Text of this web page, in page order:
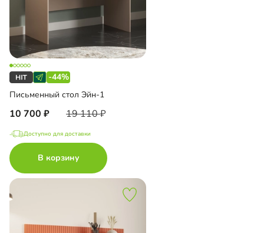
-44%
Письменный стол Эйн-1
10 700 19 110
Доступно для доставки
В корзину